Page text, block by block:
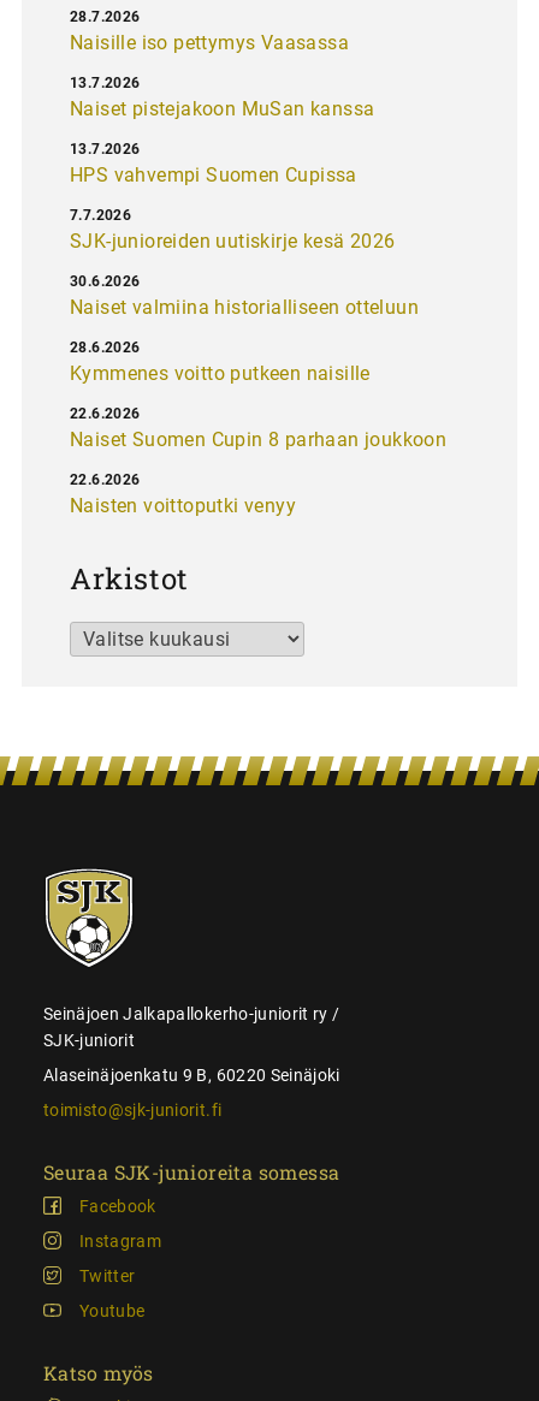
Naisille iso pettymys Vaasassa
28.7.2026
Naiset pistejakoon MuSan kanssa
13.7.2026
HPS vahvempi Suomen Cupissa
13.7.2026
SJK-junioreiden uutiskirje kesä 2026
7.7.2026
Naiset valmiina historialliseen otteluun
30.6.2026
Kymmenes voitto putkeen naisille
28.6.2026
Naiset Suomen Cupin 8 parhaan joukkoon
22.6.2026
Naisten voittoputki venyy
22.6.2026
Arkistot
Arkistot
SJK-
juniorit
Seinäjoen Jalkapallokerho-juniorit ry /
SJK-juniorit
Alaseinäjoenkatu 9 B, 60220 Seinäjoki
toimisto@sjk-juniorit.fi
Seuraa SJK-junioreita somessa
Facebook
Instagram
Twitter
Youtube
Katso myös